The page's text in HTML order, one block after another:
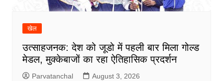
खेल
उत्साहजनक: देश को जूडो में पहली बार मिला गोल्ड
मेडल, मुक्केबाजों का रहा ऐतिहासिक प्रदर्शन
Parvatanchal August 3, 2026